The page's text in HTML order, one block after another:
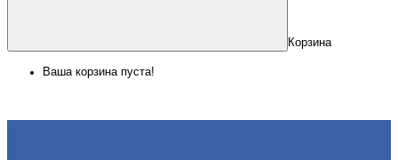
Корзина
Ваша корзина пуста!